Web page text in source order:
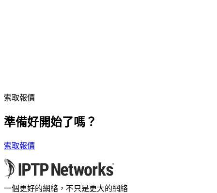
索取報價
準備好開始了嗎？
索取報價
一個更好的網絡，不只是更大的網絡